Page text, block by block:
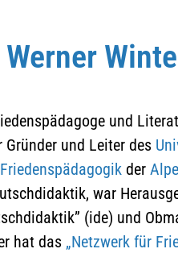
Klicken Sie hier um
aktzeptieren und die
Maps-Karte zu laden
Werner
und
Gründer und Leiter des
der
war
(ide) und
hat das „Netzwerk für